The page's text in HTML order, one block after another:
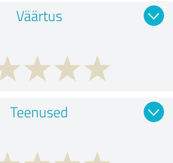
Väärtus
Teenused